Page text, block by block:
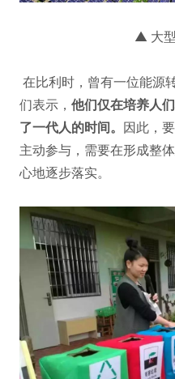
▲ 大
在比利时，曾有一位能源
们表示， 他们仅在培养人
了一代人的时间。 因此，
主动参与，需要在形成整
心地逐步落实。